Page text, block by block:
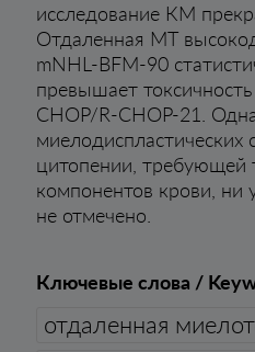
исследование КМ
Отдаленная МТ
mNHL-BFM-90
превышает
СНОР/R-СНОР-21.
цитопении, требующей
компонентов крови, ни
не отмечено.
Ключевые слова /
отдаленная